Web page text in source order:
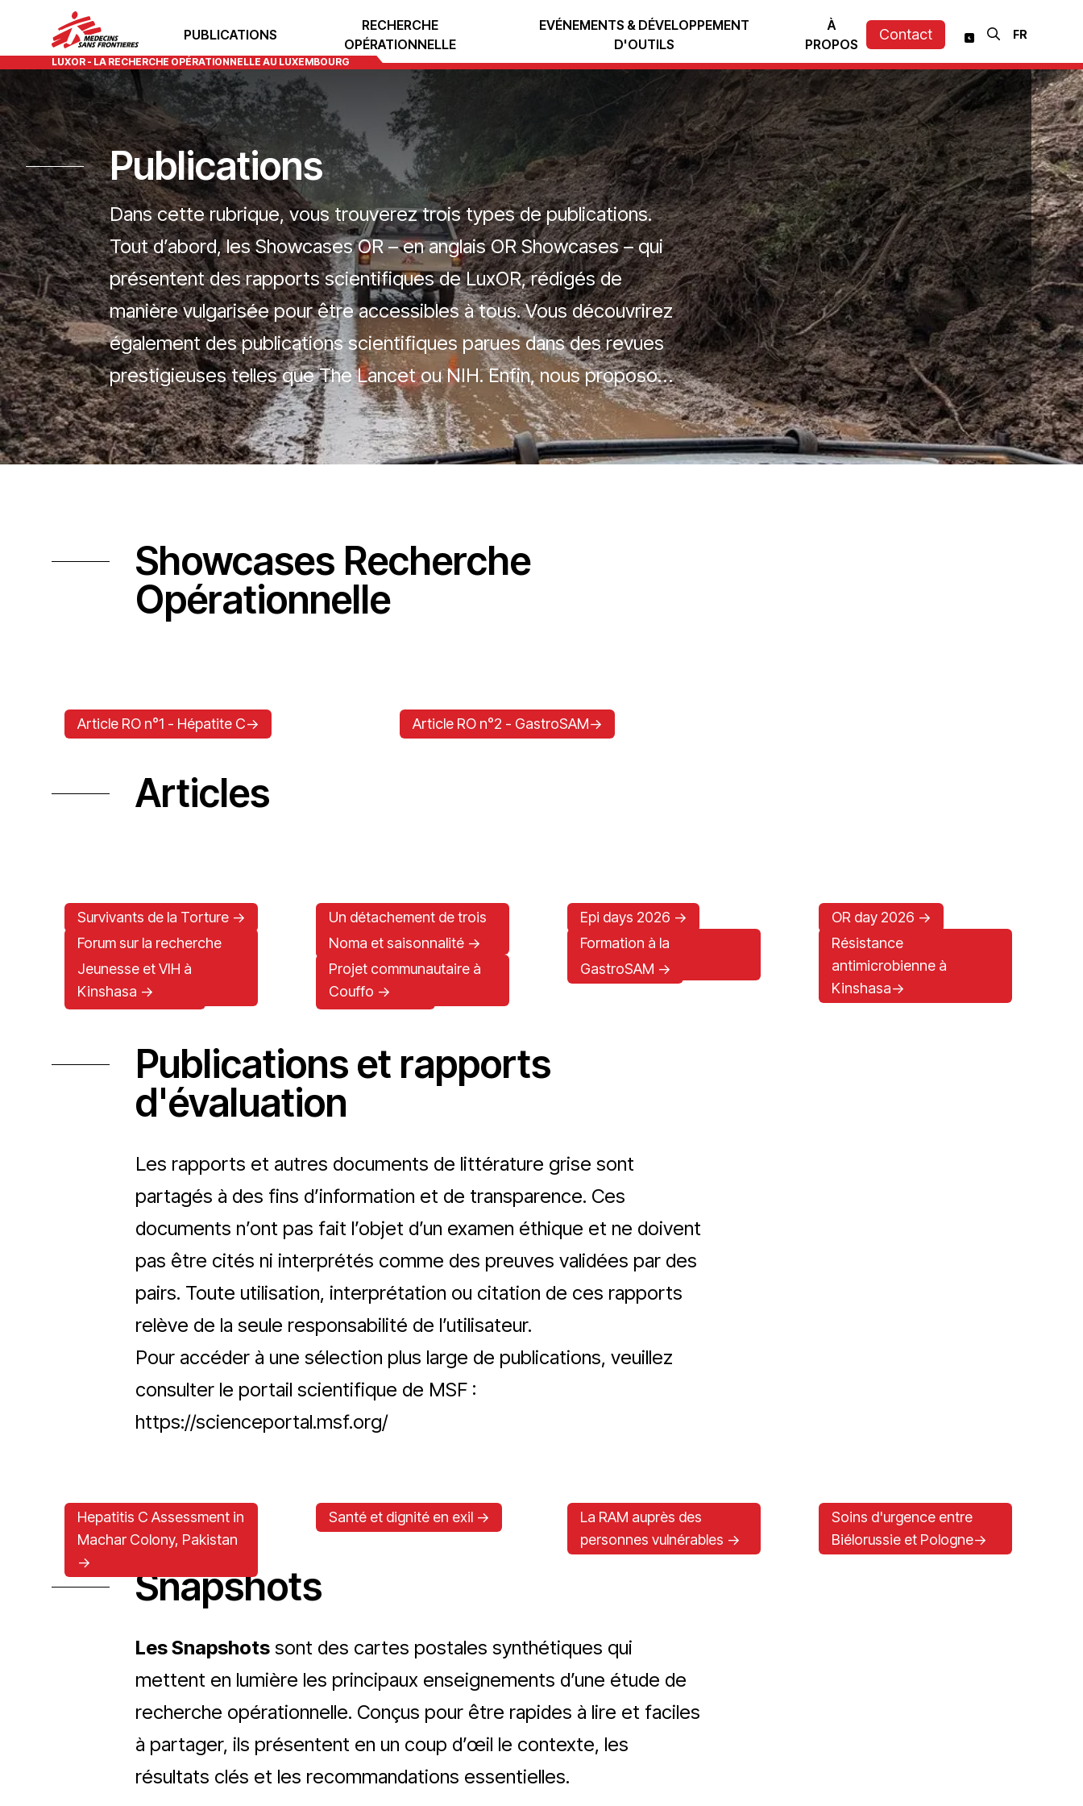
PUBLICATIONS
RECHERCHE
OPÉRATIONNELLE
EVÉNEMENTS & DÉVELOPPEMENT
D'OUTILS
À
PROPOS
Contact
LUXOR - LA RECHERCHE OPÉRATIONNELLE AU LUXEMBOURG
Publications
Dans cette rubrique, vous trouverez trois types de publications.
Tout d’abord, les Showcases OR – en anglais OR Showcases – qui
présentent des rapports scientifiques de LuxOR, rédigés de
manière vulgarisée pour être accessibles à tous. Vous découvrirez
également des publications scientifiques parues dans des revues
prestigieuses telles que The Lancet ou NIH. Enfin, nous proposons
des articles rédigés à la suite des visites de projets menées par
nos membres LuxOR.
Showcases Recherche
Opérationnelle
Article RO n°1 - Hépatite C-> Article RO n°2 - GastroSAM->
Articles
Survivants de la Torture ->
Un détachement de trois
mois ->
Epi days 2026 ->
OR day 2026 ->
Forum sur la recherche
opérationnelle ->
Noma et saisonnalité ->
Formation à la
recherche ->
Résistance
antimicrobienne à
Kinshasa->
Jeunesse et VIH à
Kinshasa ->
Projet communautaire à
Couffo ->
GastroSAM ->
Santé des migrants ->
Fièvre de Lassa ->
Post trauma->
Publications et rapports
d'évaluation
Les rapports et autres documents de littérature grise sont
partagés à des fins d’information et de transparence. Ces
documents n’ont pas fait l’objet d’un examen éthique et ne doivent
pas être cités ni interprétés comme des preuves validées par des
pairs. Toute utilisation, interprétation ou citation de ces rapports
relève de la seule responsabilité de l’utilisateur.
Pour accéder à une sélection plus large de publications, veuillez
consulter le portail scientifique de MSF :
https://scienceportal.msf.org/
Hepatitis C Assessment in
Machar Colony, Pakistan
->
Santé et dignité en exil ->
La RAM auprès des
personnes vulnérables ->
Soins d'urgence entre
Biélorussie et Pologne->
Snapshots
Les Snapshots sont des cartes postales synthétiques qui
mettent en lumière les principaux enseignements d’une étude de
recherche opérationnelle. Conçus pour être rapides à lire et faciles
à partager, ils présentent en un coup d’œil le contexte, les
résultats clés et les recommandations essentielles.